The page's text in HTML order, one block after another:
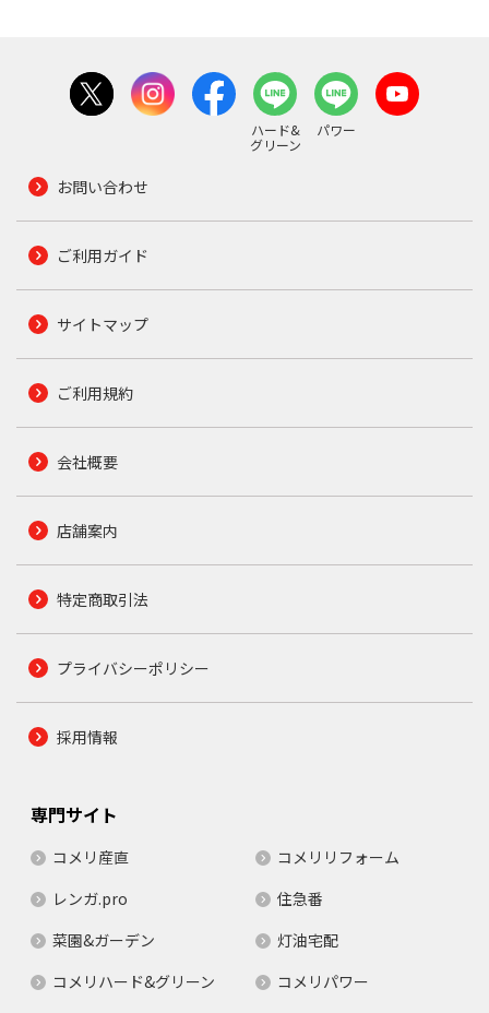
ハード&
グリーン
パワー
お問い合わせ
ご利用ガイド
サイトマップ
ご利用規約
会社概要
店舗案内
特定商取引法
プライバシーポリシー
採用情報
専門サイト
コメリ産直
コメリリフォーム
レンガ.pro
住急番
菜園&ガーデン
灯油宅配
コメリハード&グリーン
コメリパワー